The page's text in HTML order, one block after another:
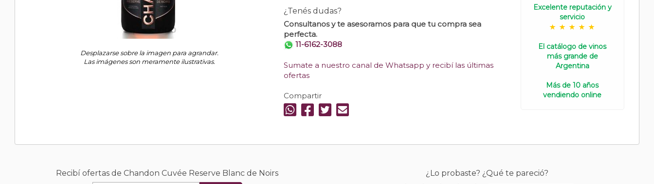
Desplazarse sobre la imagen para agrandar.
Las imágenes son meramente ilustrativas.
¿Tenés dudas?
Consultanos y te asesoramos para que tu compra sea
perfecta.
11-6162-3088
Sumate a nuestro canal de Whatsapp y recibí las últimas
ofertas
Compartir
Excelente reputación y
servicio
El catálogo de vinos
más grande de
Argentina
Más de 10 años
vendiendo online
Recibí ofertas de Chandon Cuvée Reserve Blanc de Noirs
¿Lo probaste? ¿Qué te pareció?